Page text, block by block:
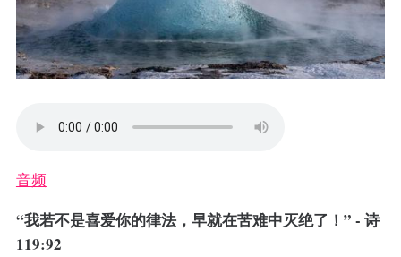
音频
“我若不是喜爱你的律法，早就在苦难中灭绝了！” - 诗
119:92